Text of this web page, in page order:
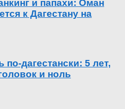
и папахи: Оман
к Дагестану на
по-дагестански: 5 лет,
и ноль